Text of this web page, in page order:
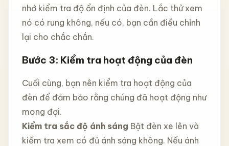
nhớ kiểm tra độ ổn định của đèn. Lắc thử xem
nó có rung không, nếu có, bạn cần điều chỉnh
lại cho chắc chắn.
Bước 3: Kiểm tra hoạt động của đèn
Cuối cùng, bạn nên kiểm tra hoạt động của
đèn để đảm bảo rằng chúng đã hoạt động như
mong đợi.
Kiểm tra sắc độ ánh sáng Bật đèn xe lên và
kiểm tra xem có đủ ánh sáng không. Nếu ánh